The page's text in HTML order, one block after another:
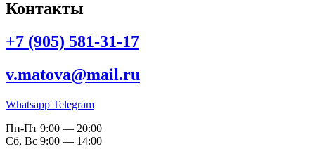
Контакты
+7 (905) 581-31-17
v.matova@mail.ru
Whatsapp Telegram
Пн-Пт 9:00 — 20:00
Сб, Вс 9:00 — 14:00